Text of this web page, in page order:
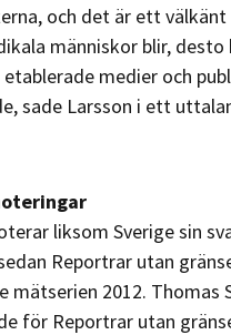
och det är ett
människor blir, desto
medier och
sade Larsson i ett
liksom Sverige sin
Reportrar utan
mätserien 2012. Thomas
för Reportrar utan